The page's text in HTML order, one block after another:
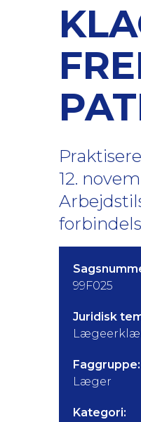
12.
99F025
Juridisk
Faggruppe:
Læger
Kategori: